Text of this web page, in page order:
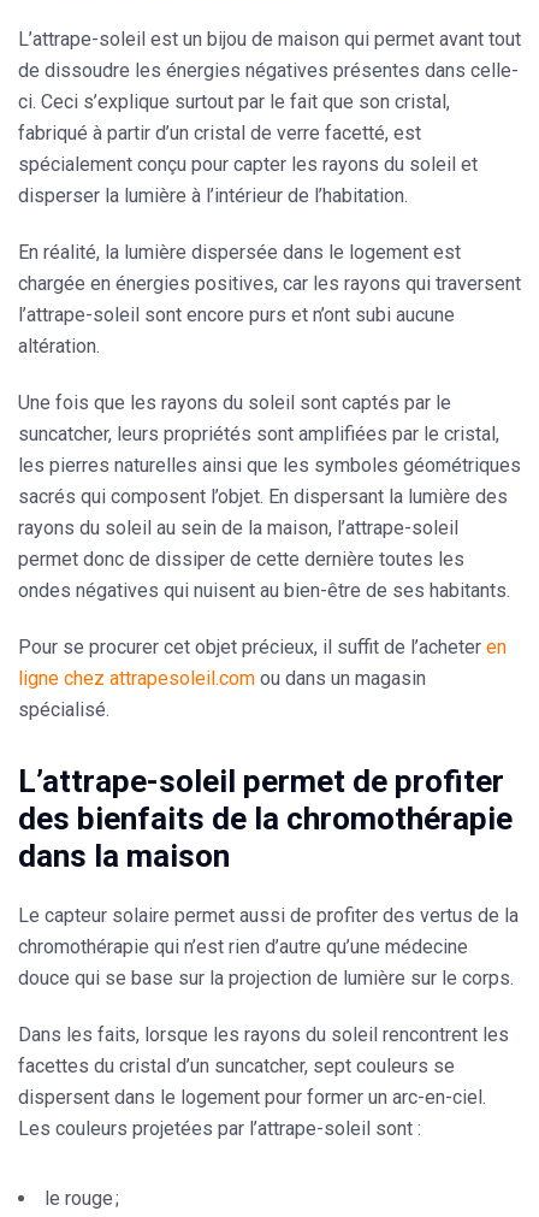
L’attrape-soleil est un bijou de maison qui permet avant tout
de dissoudre les énergies négatives présentes dans celle-
ci. Ceci s’explique surtout par le fait que son cristal,
fabriqué à partir d’un cristal de verre facetté, est
spécialement conçu pour capter les rayons du soleil et
disperser la lumière à l’intérieur de l’habitation.
En réalité, la lumière dispersée dans le logement est
chargée en énergies positives, car les rayons qui traversent
l’attrape-soleil sont encore purs et n’ont subi aucune
altération.
Une fois que les rayons du soleil sont captés par le
suncatcher, leurs propriétés sont amplifiées par le cristal,
les pierres naturelles ainsi que les symboles géométriques
sacrés qui composent l’objet. En dispersant la lumière des
rayons du soleil au sein de la maison, l’attrape-soleil
permet donc de dissiper de cette dernière toutes les
ondes négatives qui nuisent au bien-être de ses habitants.
Pour se procurer cet objet précieux, il suffit de l’acheter en
ligne chez attrapesoleil.com ou dans un magasin
spécialisé.
L’attrape-soleil permet de profiter
des bienfaits de la chromothérapie
dans la maison
Le capteur solaire permet aussi de profiter des vertus de la
chromothérapie qui n’est rien d’autre qu’une médecine
douce qui se base sur la projection de lumière sur le corps.
Dans les faits, lorsque les rayons du soleil rencontrent les
facettes du cristal d’un suncatcher, sept couleurs se
dispersent dans le logement pour former un arc-en-ciel.
Les couleurs projetées par l’attrape-soleil sont :
le rouge ;